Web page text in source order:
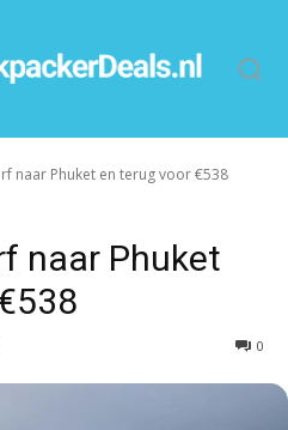
naar Phuket en terug voor €538
naar Phuket
0